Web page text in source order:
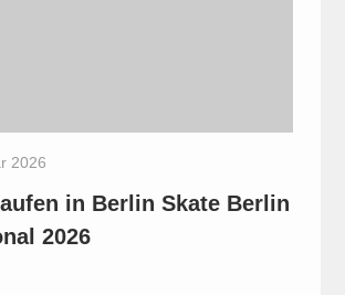
2026
in Berlin Skate Berlin
2026